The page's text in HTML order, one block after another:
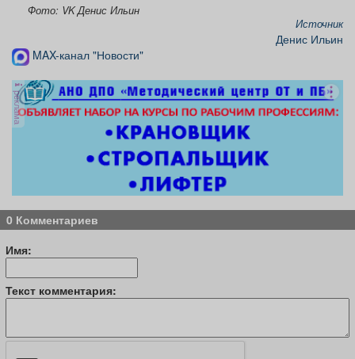
Фото: VK Денис Ильин
Источник
Денис Ильин
MAX-канал "Новости"
реклама
0 Комментариев
Имя:
Текст комментария: